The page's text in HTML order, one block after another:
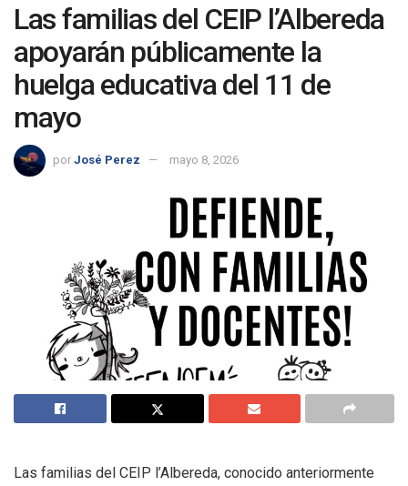
Las familias del CEIP l’Albereda
apoyarán públicamente la
huelga educativa del 11 de
mayo
por José Perez mayo 8, 2026
Las familias del CEIP l’Albereda, conocido anteriormente